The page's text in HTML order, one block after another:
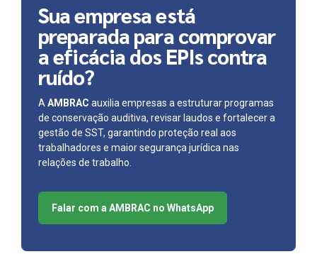
Sua empresa está
preparada para comprovar
a eficácia dos EPIs contra
ruído?
A AMBRAC auxilia empresas a estruturar programas
de conservação auditiva, revisar laudos e fortalecer a
gestão de SST, garantindo proteção real aos
trabalhadores e maior segurança jurídica nas
relações de trabalho.
Falar com a AMBRAC no WhatsApp